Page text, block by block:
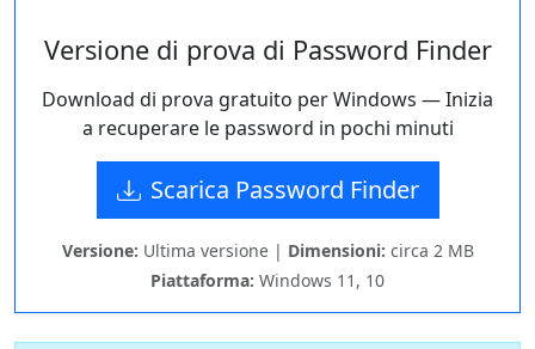
Versione di prova di Password Finder
Download di prova gratuito per Windows — Inizia
a recuperare le password in pochi minuti
Scarica Password Finder
Versione: Ultima versione | Dimensioni: circa 2 MB
Piattaforma: Windows 11, 10